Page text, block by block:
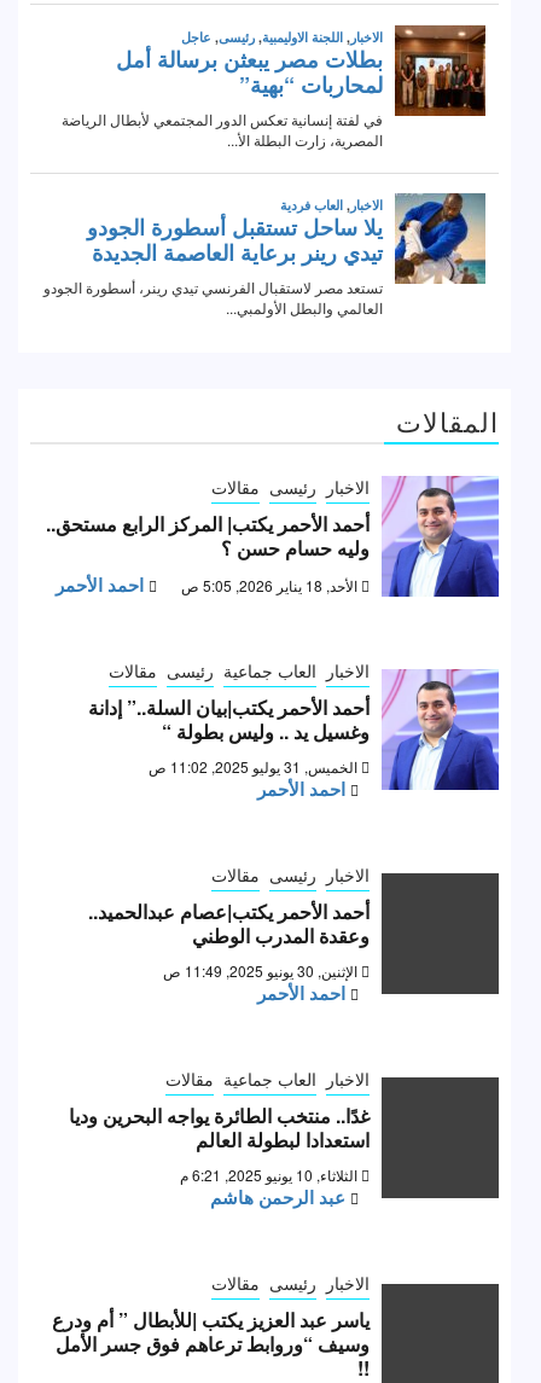
المقالات
الاخبار رئيسى مقالات
أحمد الأحمر يكتب| المركز الرابع مستحق..
وليه حسام حسن ؟
الأحد, 18 يناير 2026, 5:05 ص احمد الأحمر
الاخبار العاب جماعية رئيسى مقالات
أحمد الأحمر يكتب|بيان السلة..” إدانة
وغسيل يد .. وليس بطولة “
الخميس, 31 يوليو 2025, 11:02 ص
احمد الأحمر
الاخبار رئيسى مقالات
أحمد الأحمر يكتب|عصام عبدالحميد..
وعقدة المدرب الوطني
الإثنين, 30 يونيو 2025, 11:49 ص
احمد الأحمر
الاخبار العاب جماعية مقالات
غدًا.. منتخب الطائرة يواجه البحرين وديا
استعدادا لبطولة العالم
الثلاثاء, 10 يونيو 2025, 6:21 م
عبد الرحمن هاشم
الاخبار رئيسى مقالات
ياسر عبد العزيز يكتب |للأبطال ” أم ودرع
وسيف “وروابط ترعاهم فوق جسر الأمل
!!